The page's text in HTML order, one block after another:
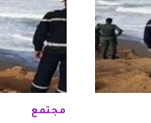
مجتمع